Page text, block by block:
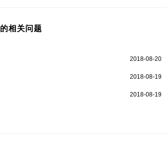
的相关问题
2018-08-20
2018-08-19
2018-08-19